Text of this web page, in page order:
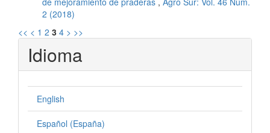
2 (2018)
<< < 1 2 3 4 > >>
Idioma
English
Español (España)